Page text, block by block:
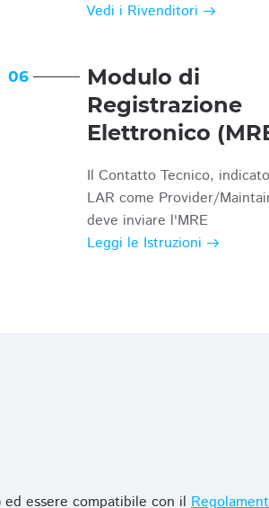
Vedi i Rivenditori
06
Modulo di
Registrazione
Elettronico
Il Contatto Tecnico,
LAR come Provider/
deve inviare l'MRE
Leggi le Istruzioni
essere compatibile con il